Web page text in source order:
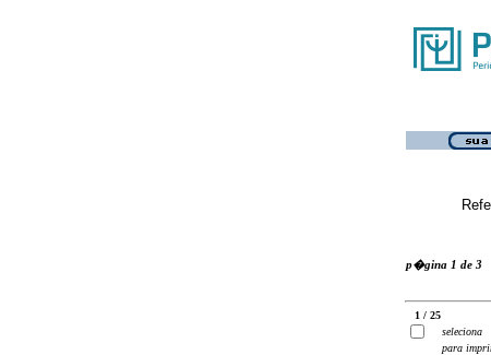
p�gina 1 de 3
1 / 25
seleciona
para